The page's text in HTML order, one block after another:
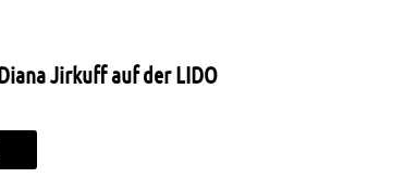
Jirkuff auf der LIDO